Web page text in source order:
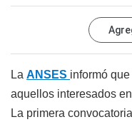
La ANSES informó
aquellos interesados
La primera